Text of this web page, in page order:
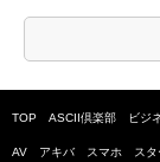
TOP ASCII倶楽部 ビジ
AV アキバ スマホ ス